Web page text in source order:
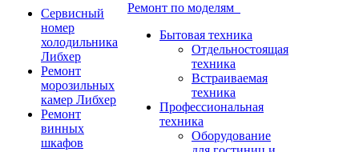
Сервисный
номер
холодильника
Либхер
Ремонт
морозильных
камер Либхер
Ремонт
винных
шкафов
Ремонт по моделям
Бытовая техника
Отдельностоящая
техника
Встраиваемая
техника
Профессиональная
техника
Оборудование